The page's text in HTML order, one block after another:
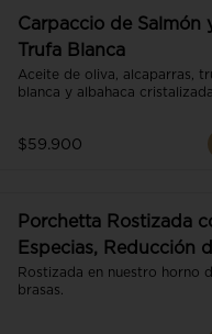
Carpaccio de Salmón
Trufa Blanca
Aceite de oliva, alcaparras,
blanca y albahaca cristalizada.
$59.900
Porchetta Rostizada
Especias, Reducción
Panela y Vino
Rostizada en nuestro horno
brasas.